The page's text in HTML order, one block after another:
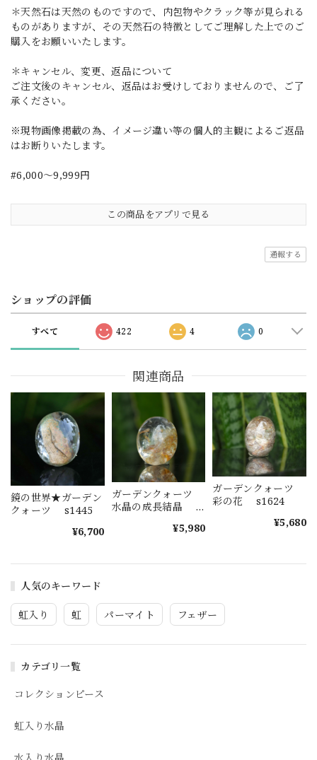
人気のキーワード
虹入り 虹 パーマイト フェザー
カテゴリ一覧
コレクションピース
虹入り水晶
＊天然石は天然のものですので、内包物やクラック等が見られる
ものがありますが、その天然石の特徴としてご理解した上でのご
購入をお願いいたします。
＊キャンセル、変更、返品について
ご注文後のキャンセル、返品はお受けしておりませんので、ご了
承ください。
※現物画像掲載の為、イメージ違い等の個人的主観によるご返品
はお断りいたします。
#6,000～9,999円
この商品をアプリで見る
通報する
ショップの評価
すべて 422 4 0
関連商品
鏡の世界★ガーデン
クォーツ s1445
¥6,700
ガーデンクォーツ
水晶の成長結晶
¥5,980
ガーデンクォーツ
彩の花 s1624
¥5,680